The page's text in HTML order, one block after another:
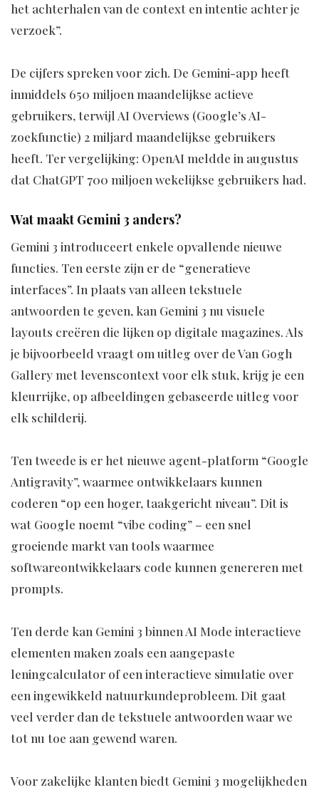
het achterhalen van de context en intentie achter je
verzoek”.
De cijfers spreken voor zich. De Gemini-app heeft
inmiddels 650 miljoen maandelijkse actieve
gebruikers, terwijl AI Overviews (Google’s AI-
zoekfunctie) 2 miljard maandelijkse gebruikers
heeft. Ter vergelijking: OpenAI meldde in augustus
dat ChatGPT 700 miljoen wekelijkse gebruikers had.
Wat maakt Gemini 3 anders?
Gemini 3 introduceert enkele opvallende nieuwe
functies. Ten eerste zijn er de “generatieve
interfaces”. In plaats van alleen tekstuele
antwoorden te geven, kan Gemini 3 nu visuele
layouts creëren die lijken op digitale magazines. Als
je bijvoorbeeld vraagt om uitleg over de Van Gogh
Gallery met levenscontext voor elk stuk, krijg je een
kleurrijke, op afbeeldingen gebaseerde uitleg voor
elk schilderij.
Ten tweede is er het nieuwe agent-platform “Google
Antigravity”, waarmee ontwikkelaars kunnen
coderen “op een hoger, taakgericht niveau”. Dit is
wat Google noemt “vibe coding” – een snel
groeiende markt van tools waarmee
softwareontwikkelaars code kunnen genereren met
prompts.
Ten derde kan Gemini 3 binnen AI Mode interactieve
elementen maken zoals een aangepaste
leningcalculator of een interactieve simulatie over
een ingewikkeld natuurkundeprobleem. Dit gaat
veel verder dan de tekstuele antwoorden waar we
tot nu toe aan gewend waren.
Voor zakelijke klanten biedt Gemini 3 mogelijkheden